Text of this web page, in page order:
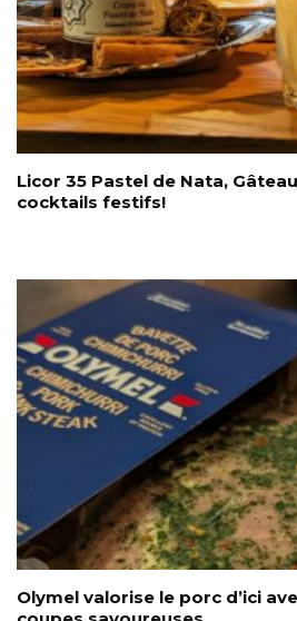
Licor 35 Pastel de Nata,
cocktails festifs!
Olymel valorise le porc d’ici